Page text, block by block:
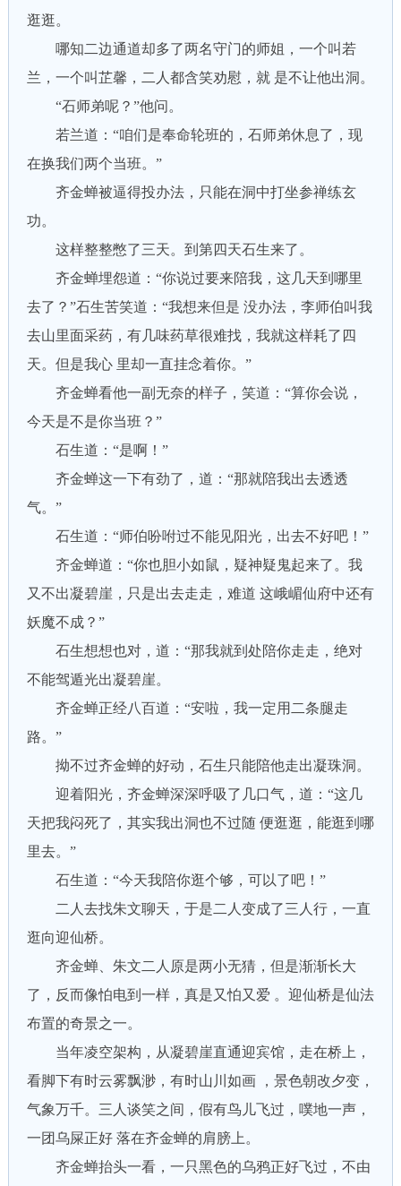
逛逛。
哪知二边通道却多了两名守门的师姐，一个叫若
兰，一个叫芷馨，二人都含笑劝慰，就 是不让他出洞。
“石师弟呢？”他问。
若兰道：“咱们是奉命轮班的，石师弟休息了，现
在换我们两个当班。”
齐金蝉被逼得投办法，只能在洞中打坐参禅练玄
功。
这样整整憋了三天。到第四天石生来了。
齐金蝉埋怨道：“你说过要来陪我，这几天到哪里
去了？”石生苦笑道：“我想来但是 没办法，李师伯叫我
去山里面采药，有几味药草很难找，我就这样耗了四
天。但是我心 里却一直挂念着你。”
齐金蝉看他一副无奈的样子，笑道：“算你会说，
今天是不是你当班？”
石生道：“是啊！”
齐金蝉这一下有劲了，道：“那就陪我出去透透
气。”
石生道：“师伯吩咐过不能见阳光，出去不好吧！”
齐金蝉道：“你也胆小如鼠，疑神疑鬼起来了。我
又不出凝碧崖，只是出去走走，难道 这峨嵋仙府中还有
妖魔不成？”
石生想想也对，道：“那我就到处陪你走走，绝对
不能驾遁光出凝碧崖。
齐金蝉正经八百道：“安啦，我一定用二条腿走
路。”
拗不过齐金蝉的好动，石生只能陪他走出凝珠洞。
迎着阳光，齐金蝉深深呼吸了几口气，道：“这几
天把我闷死了，其实我出洞也不过随 便逛逛，能逛到哪
里去。”
石生道：“今天我陪你逛个够，可以了吧！”
二人去找朱文聊天，于是二人变成了三人行，一直
逛向迎仙桥。
齐金蝉、朱文二人原是两小无猜，但是渐渐长大
了，反而像怕电到一样，真是又怕又爱 。迎仙桥是仙法
布置的奇景之一。
当年凌空架构，从凝碧崖直通迎宾馆，走在桥上，
看脚下有时云雾飘渺，有时山川如画 ，景色朝改夕变，
气象万千。三人谈笑之间，假有鸟儿飞过，噗地一声，
一团乌屎正好 落在齐金蝉的肩膀上。
齐金蝉抬头一看，一只黑色的乌鸦正好飞过，不由